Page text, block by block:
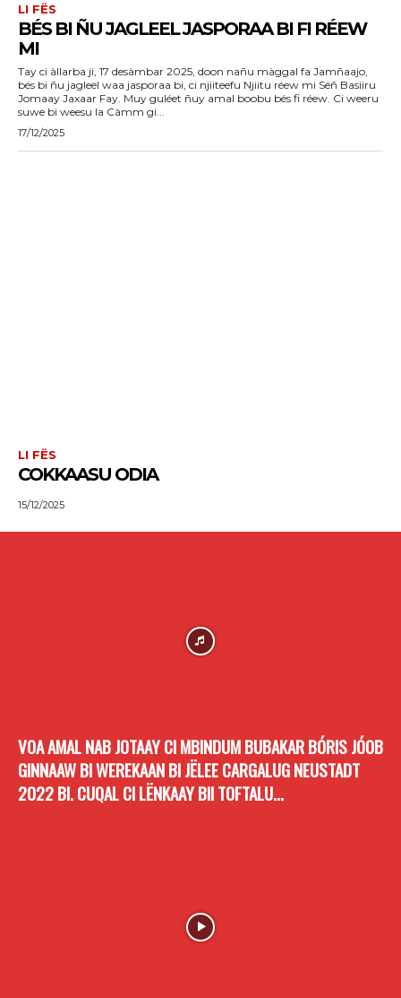
LI FËS
BÉS BI ÑU JAGLEEL JASPORAA BI FI RÉEW
MI
Tay ci àllarba ji, 17 desàmbar 2025, doon nañu màggal fa Jamñaajo,
bés bi ñu jagleel waa jasporaa bi, ci njiiteefu Njiitu réew mi Sëñ Basiiru
Jomaay Jaxaar Fay. Muy guléet ñuy amal boobu bés fi réew. Ci weeru
suwe bi weesu la Càmm gi...
17/12/2025
LI FËS
COKKAASU ODIA
15/12/2025
VOA AMAL NAB JOTAAY CI MBINDUM BUBAKAR BÓRIS JÓOB
GINNAAW BI WEREKAAN BI JËLEE CARGALUG NEUSTADT
2022 BI. CUQAL CI LËNKAAY BII TOFTALU...